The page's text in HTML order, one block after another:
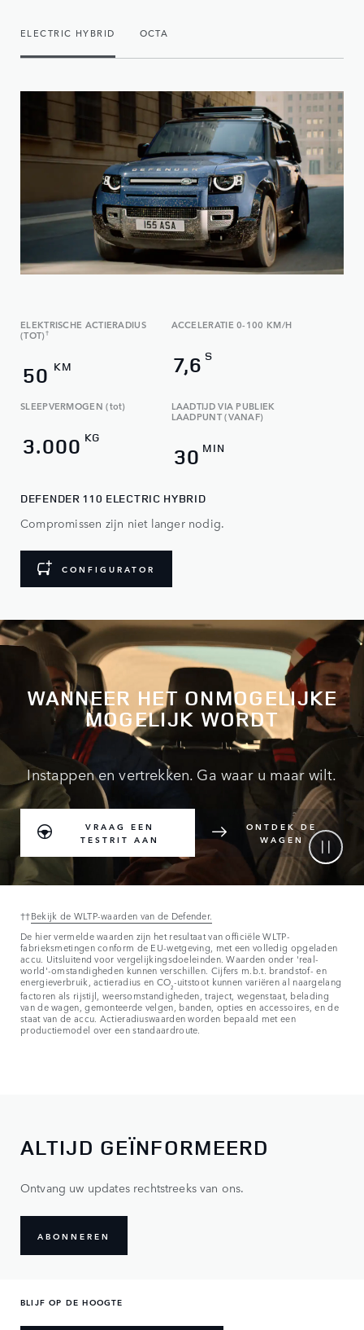
ELECTRIC HYBRID OCTA
ELEKTRISCHE ACTIERADIUS
(TOT) †
50 KM
ACCELERATIE 0-100 KM/H
7,6 S
SLEEPVERMOGEN (tot)
3.000 KG
LAADTIJD VIA PUBLIEK
LAADPUNT (VANAF)
30 MIN
DEFENDER 110 ELECTRIC HYBRID
Compromissen zijn niet langer nodig.
CONFIGURATOR
WANNEER HET ONMOGELIJKE
MOGELIJK WORDT
Instappen en vertrekken. Ga waar u maar wilt.
VRAAG EEN
TESTRIT AAN
ONTDEK DE
WAGEN
††Bekijk de WLTP-waarden van de Defender.
De hier vermelde waarden zijn het resultaat van officiële WLTP-
fabrieksmetingen conform de EU-wetgeving, met een volledig opgeladen
accu. Uitsluitend voor vergelijkingsdoeleinden. Waarden onder 'real-
world'-omstandigheden kunnen verschillen. Cijfers m.b.t. brandstof- en
energieverbruik, actieradius en CO₂-uitstoot kunnen variëren al naargelang
factoren als rijstijl, weersomstandigheden, traject, wegenstaat, belading
van de wagen, gemonteerde velgen, banden, opties en accessoires, en de
staat van de accu. Actieradiuswaarden worden bepaald met een
productiemodel over een standaardroute.
ALTIJD GEÏNFORMEERD
Ontvang uw updates rechtstreeks van ons.
ABONNEREN
BLIJF OP DE HOOGTE